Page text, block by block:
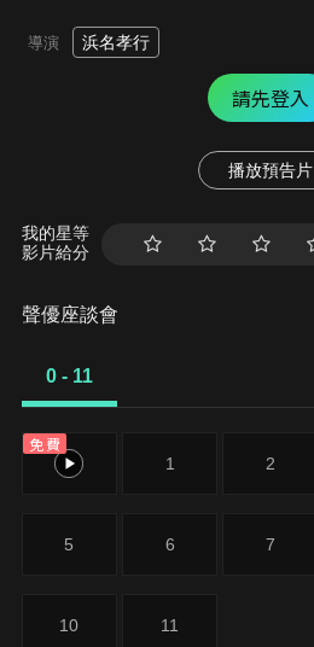
導演 浜名孝行
請先登入
播放預告片
我的星等
影片給分
聲優座談會
0 - 11
免費
0 1 2
5 6 7
10 11